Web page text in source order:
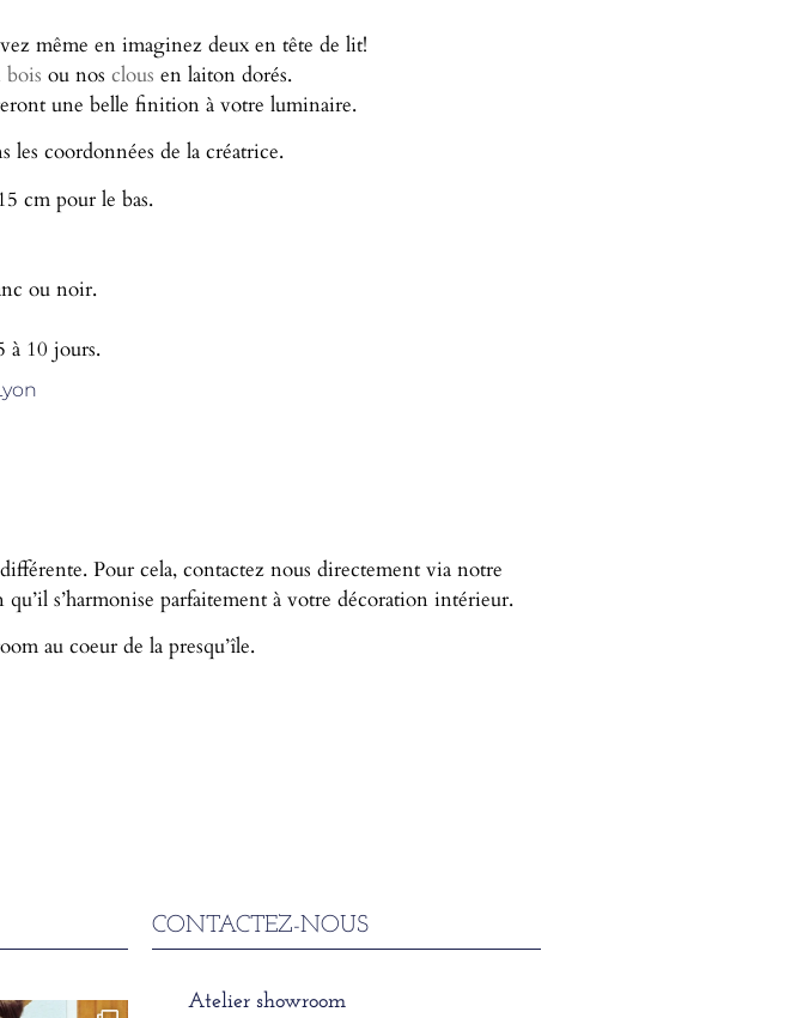
même en imaginez deux en tête de lit!
bois ou nos clous en laiton dorés.
une belle finition à votre luminaire.
les coordonnées de la créatrice.
cm pour le bas.
ou noir.
à 10 jours.
Pour cela, contactez nous directement via notre
s’harmonise parfaitement à votre décoration intérieur.
au coeur de la presqu’île.
CONTACTEZ-NOUS
Atelier showroom